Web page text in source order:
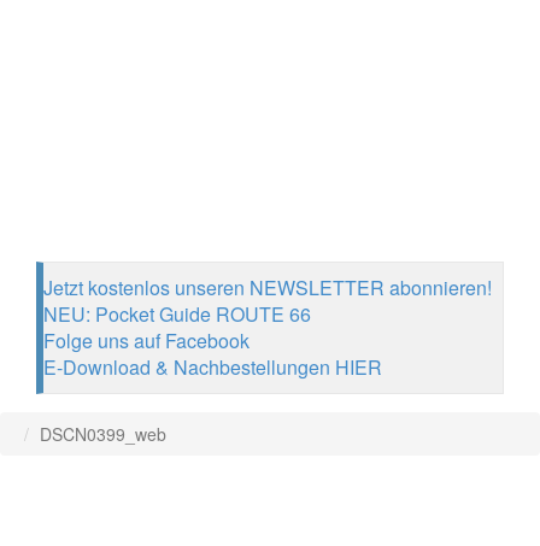
Jetzt kostenlos unseren NEWSLETTER abonnieren!
NEU: Pocket Guide ROUTE 66
Folge uns auf Facebook
E-Download & Nachbestellungen HIER
DSCN0399_web